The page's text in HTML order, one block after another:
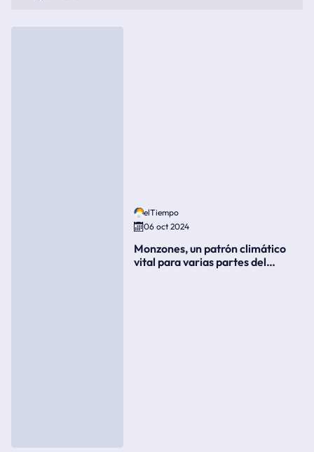
elTiempo
06 oct 2024
Monzones, un patrón climático
vital para varias partes del